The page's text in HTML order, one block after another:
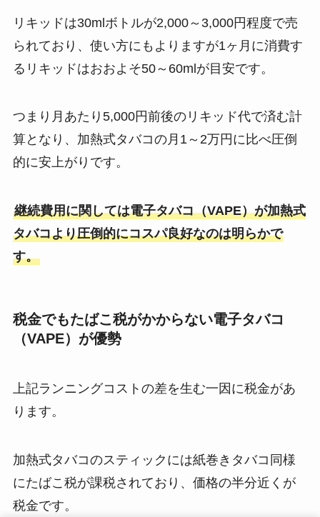
リキッドは30mlボトルが2,000～3,000円程度で売
られており、使い方にもよりますが1ヶ月に消費す
るリキッドはおおよそ50～60mlが目安です​。
つまり月あたり5,000円前後のリキッド代で済む計
算となり、加熱式タバコの月1～2万円に比べ圧倒
的に安上がりです。
継続費用に関しては電子タバコ（VAPE）が加熱式
タバコより圧倒的にコスパ良好なのは明らかで
す。
税金でもたばこ税がかからない電子タバコ
（VAPE）が優勢
上記ランニングコストの差を生む一因に税金があ
ります。
加熱式タバコのスティックには紙巻きタバコ同様
にたばこ税が課税されており、価格の半分近くが
税金です。